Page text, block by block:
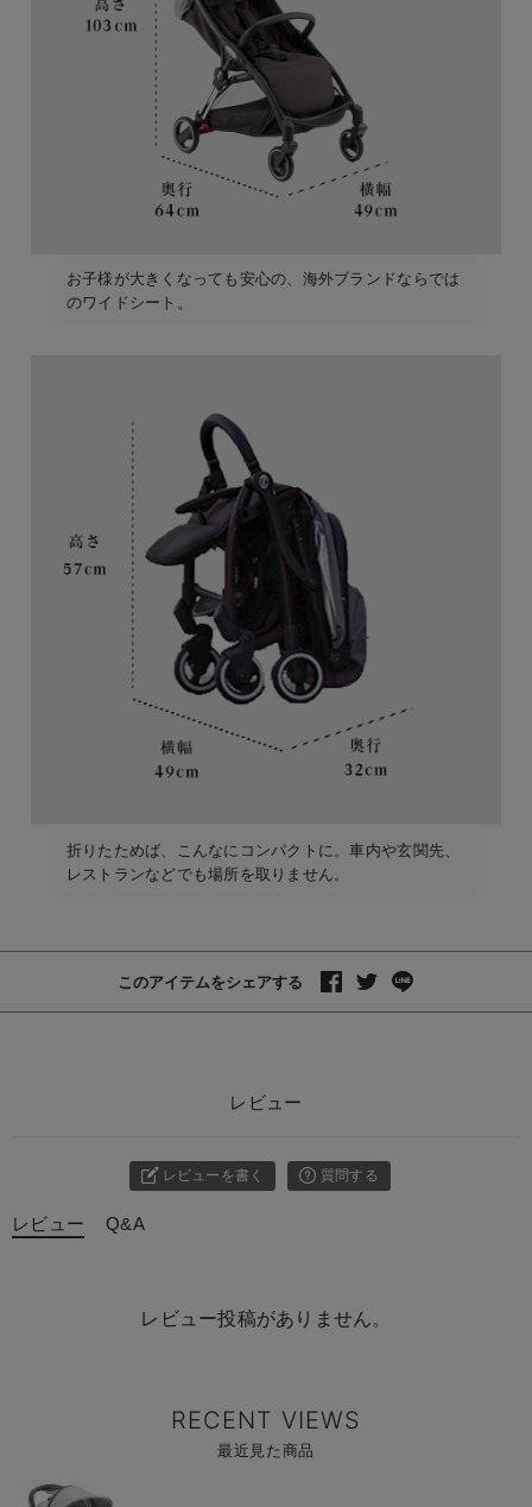
お子様が大きくなっても安心の、海外ブランドならでは
のワイドシート。
折りたためば、こんなにコンパクトに。車内や玄関先、
レストランなどでも場所を取りません。
このアイテムをシェアする
レビュー
レビューを書く 質問する
レビュー Q&A
レビュー投稿がありません。
RECENT VIEWS
最近見た商品
品